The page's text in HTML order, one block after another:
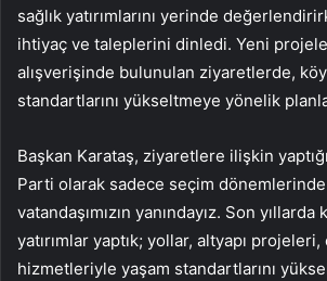
sağlık yatırımlarını yerinde
ihtiyaç ve taleplerini dinledi. Yeni
alışverişinde bulunulan ziyaretlerde,
standartlarını yükseltmeye yönelik
Başkan Karataş, ziyaretlere ilişkin
Parti olarak sadece seçim
vatandaşımızın yanındayız. Son
yatırımlar yaptık; yollar, altyapı
hizmetleriyle yaşam standartlarını